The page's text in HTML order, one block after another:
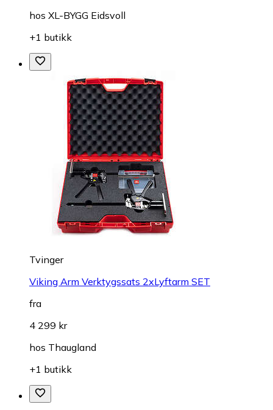
hos XL-BYGG Eidsvoll
+1 butikk
Tvinger
Viking Arm Verktygssats 2xLyftarm SET
fra
4 299 kr
hos Thaugland
+1 butikk